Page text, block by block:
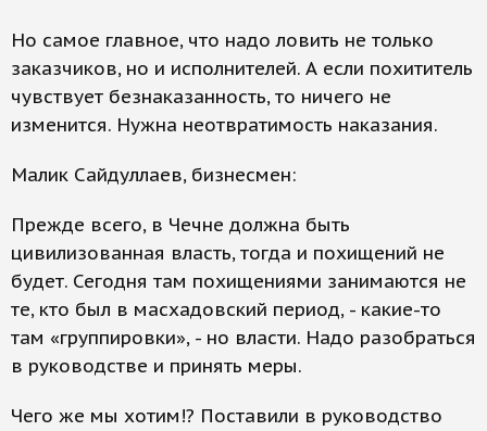
Но самое главное, что надо ловить не только
заказчиков, но и исполнителей. А если похититель
чувствует безнаказанность, то ничего не
изменится. Нужна неотвратимость наказания.
Малик Сайдуллаев, бизнесмен:
Прежде всего, в Чечне должна быть
цивилизованная власть, тогда и похищений не
будет. Сегодня там похищениями занимаются не
те, кто был в масхадовский период, - какие-то
там «группировки», - но власти. Надо разобраться
в руководстве и принять меры.
Чего же мы хотим!? Поставили в руководство